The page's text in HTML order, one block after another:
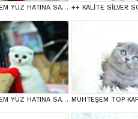
MUHTEŞEM YÜZ HATINA SAHİP SİLVER SCOTTİSH FOLD
MUHTEŞEM YÜZ HATINA SAHİP SİLVER SCOTTİSH FOLD